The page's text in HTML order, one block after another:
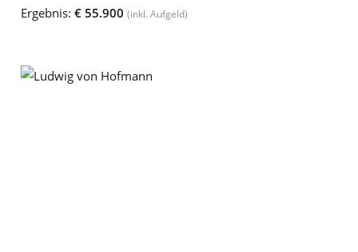
Ergebnis: € 55.900 (inkl. Aufgeld)